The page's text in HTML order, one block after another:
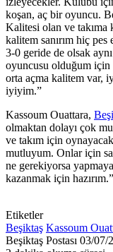
koşan, aç bir oyuncu.
Kalitesi olan ve takıma
kalitem sanırım hiç
3-0 geride de olsak
oyuncusu olduğum
orta açma kalitem var,
iyiyim.”
Kassoum Ouattara,
olmaktan dolayı çok
ve takım için
mutluyum. Onlar için
ne gerekiyorsa
kazanmak için
Etiketler
Beşiktaş Kassoum
Beşiktaş Postası Bir
03/07/